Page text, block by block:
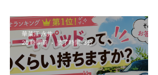
賃・設定）を徹底解説
華菜江 永井
20 時間前
読了時間: 3分